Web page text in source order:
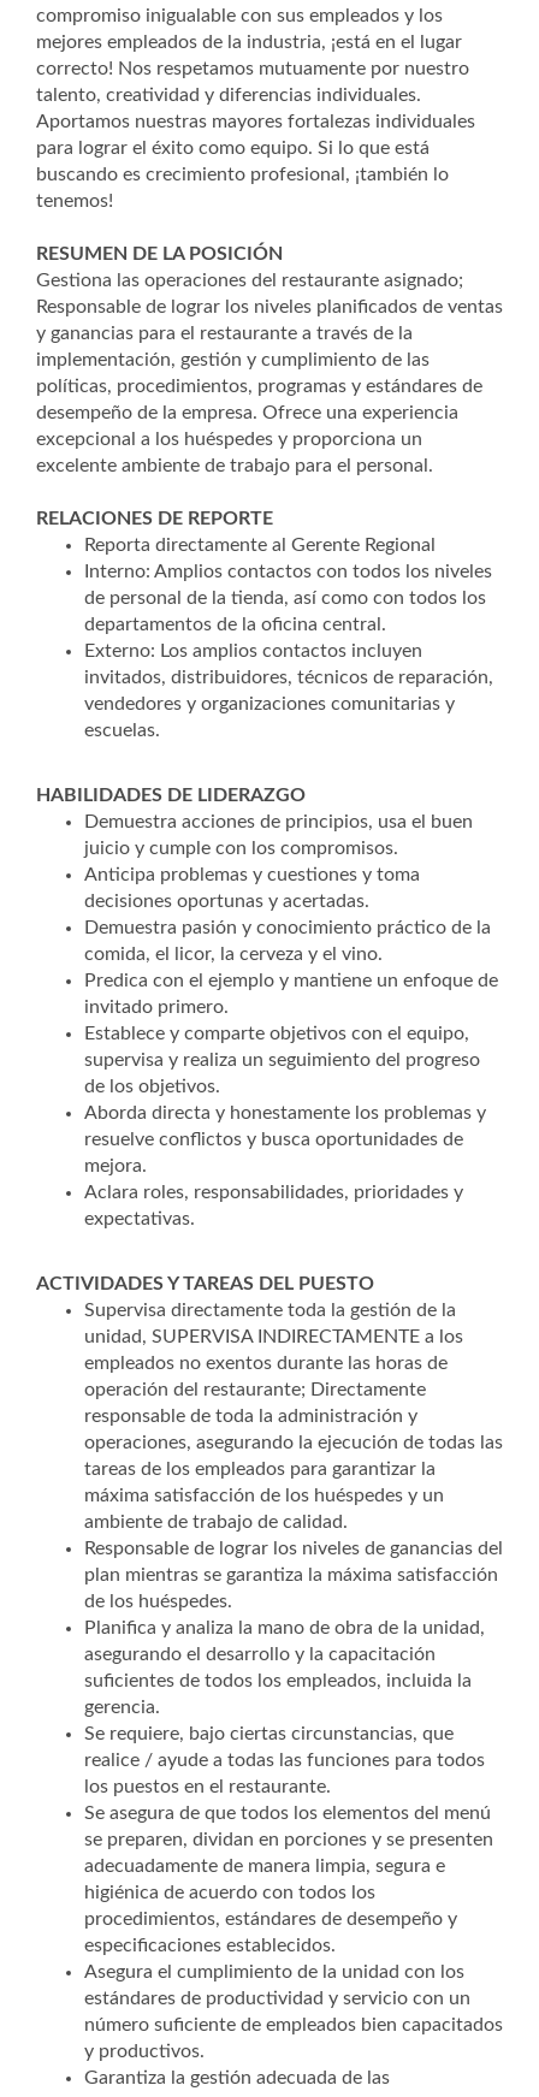
compromiso inigualable con sus empleados y los
mejores empleados de la industria, ¡está en el lugar
correcto! Nos respetamos mutuamente por nuestro
talento, creatividad y diferencias individuales.
Aportamos nuestras mayores fortalezas individuales
para lograr el éxito como equipo. Si lo que está
buscando es crecimiento profesional, ¡también lo
tenemos!
RESUMEN DE LA POSICIÓN
Gestiona las operaciones del restaurante asignado;
Responsable de lograr los niveles planificados de ventas
y ganancias para el restaurante a través de la
implementación, gestión y cumplimiento de las
políticas, procedimientos, programas y estándares de
desempeño de la empresa. Ofrece una experiencia
excepcional a los huéspedes y proporciona un
excelente ambiente de trabajo para el personal.
RELACIONES DE REPORTE
Reporta directamente al Gerente Regional
Interno: Amplios contactos con todos los niveles
de personal de la tienda, así como con todos los
departamentos de la oficina central.
Externo: Los amplios contactos incluyen
invitados, distribuidores, técnicos de reparación,
vendedores y organizaciones comunitarias y
escuelas.
HABILIDADES DE LIDERAZGO
Demuestra acciones de principios, usa el buen
juicio y cumple con los compromisos.
Anticipa problemas y cuestiones y toma
decisiones oportunas y acertadas.
Demuestra pasión y conocimiento práctico de la
comida, el licor, la cerveza y el vino.
Predica con el ejemplo y mantiene un enfoque de
invitado primero.
Establece y comparte objetivos con el equipo,
supervisa y realiza un seguimiento del progreso
de los objetivos.
Aborda directa y honestamente los problemas y
resuelve conflictos y busca oportunidades de
mejora.
Aclara roles, responsabilidades, prioridades y
expectativas.
ACTIVIDADES Y TAREAS DEL PUESTO
Supervisa directamente toda la gestión de la
unidad, SUPERVISA INDIRECTAMENTE a los
empleados no exentos durante las horas de
operación del restaurante; Directamente
responsable de toda la administración y
operaciones, asegurando la ejecución de todas las
tareas de los empleados para garantizar la
máxima satisfacción de los huéspedes y un
ambiente de trabajo de calidad.
Responsable de lograr los niveles de ganancias del
plan mientras se garantiza la máxima satisfacción
de los huéspedes.
Planifica y analiza la mano de obra de la unidad,
asegurando el desarrollo y la capacitación
suficientes de todos los empleados, incluida la
gerencia.
Se requiere, bajo ciertas circunstancias, que
realice / ayude a todas las funciones para todos
los puestos en el restaurante.
Se asegura de que todos los elementos del menú
se preparen, dividan en porciones y se presenten
adecuadamente de manera limpia, segura e
higiénica de acuerdo con todos los
procedimientos, estándares de desempeño y
especificaciones establecidos.
Asegura el cumplimiento de la unidad con los
estándares de productividad y servicio con un
número suficiente de empleados bien capacitados
y productivos.
Garantiza la gestión adecuada de las